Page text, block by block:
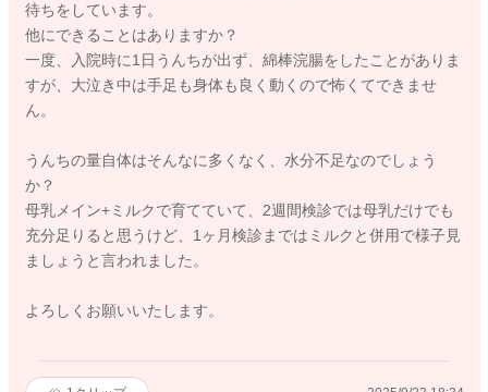
待ちをしています。
他にできることはありますか？
一度、入院時に1日うんちが出ず、綿棒浣腸をしたことがありま
すが、大泣き中は手足も身体も良く動くので怖くてできませ
ん。
うんちの量自体はそんなに多くなく、水分不足なのでしょう
か？
母乳メイン+ミルクで育てていて、2週間検診では母乳だけでも
充分足りると思うけど、1ヶ月検診まではミルクと併用で様子見
ましょうと言われました。
よろしくお願いいたします。